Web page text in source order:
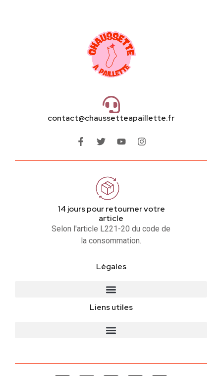
contact@chaussetteapaillette.fr
14 jours pour retourner votre
article
Selon l'article L221-20 du code de
la consommation.
Légales
Liens utiles